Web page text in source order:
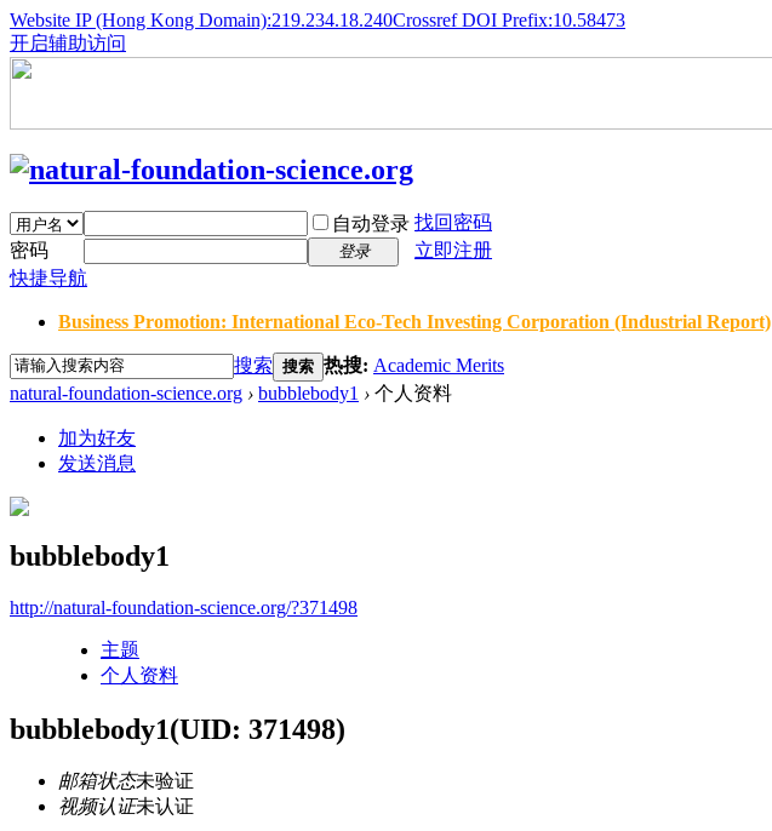
Website IP (Hong Kong Domain):219.234.18.240Crossref DOI Prefix:10.58473
开启辅助访问
自动登录 找回密码
密码
登录
立即注册
快捷导航
Business Promotion: International Eco-Tech Investing Corporation (Industrial Report)
搜索 搜索 热搜: Academic Merits
natural-foundation-science.org › bubblebody1 › 个人资料
加为好友
发送消息
bubblebody1
http://natural-foundation-science.org/?371498
主题
个人资料
bubblebody1(UID: 371498)
邮箱状态未验证
视频认证未认证